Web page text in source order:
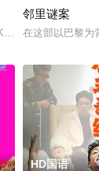
愛情面面觀，其中
林嘉欣 饰)、
邻里谜案
在这部以巴黎为
HD国语